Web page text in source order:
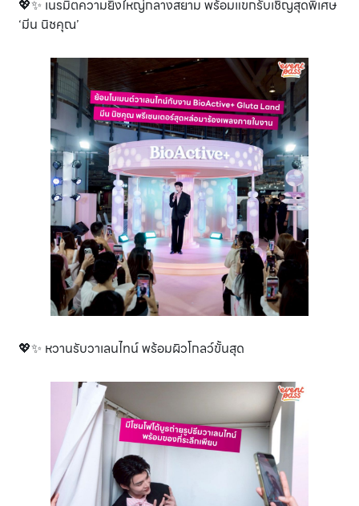
💖✨ เนรมิตความยิ่งใหญ่กลางสยาม พร้อมแขกรับเชิญสุดพิเศษ
‘มีน นิชคุณ’
💖✨ หวานรับวาเลนไทน์ พร้อมผิวโกลว์ขั้นสุด